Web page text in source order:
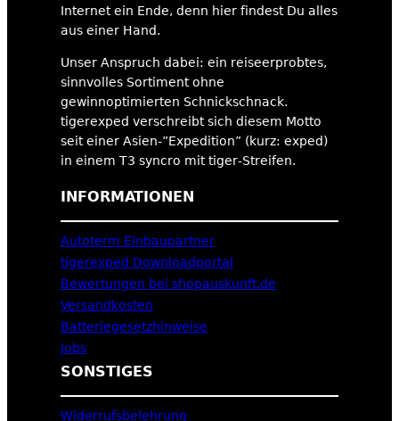
Internet ein Ende, denn hier findest Du alles
aus einer Hand.
Unser Anspruch dabei: ein reiseerprobtes,
sinnvolles Sortiment ohne
gewinnoptimierten Schnickschnack.
tigerexped verschreibt sich diesem Motto
seit einer Asien-”Expedition” (kurz: exped)
in einem T3 syncro mit tiger-Streifen.
INFORMATIONEN
Autoterm Einbaupartner
tigerexped Downloadportal
Bewertungen bei shopauskunft.de
Versandkosten
Batteriegesetzhinweise
Jobs
SONSTIGES
Widerrufsbelehrung